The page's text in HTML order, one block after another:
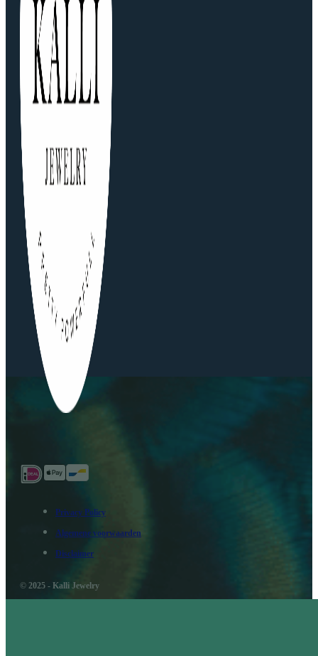
Privacy Policy
Algemene voorwaarden
Disclaimer
© 2025 - Kalli Jewelry